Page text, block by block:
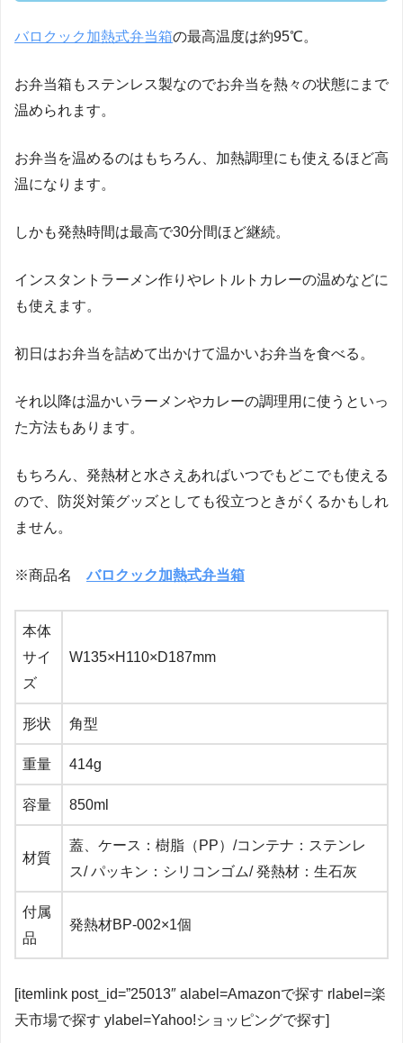
バロクック加熱式弁当箱の最高温度は約95℃。
お弁当箱もステンレス製なのでお弁当を熱々の状態にまで
温められます。
お弁当を温めるのはもちろん、加熱調理にも使えるほど高
温になります。
しかも発熱時間は最高で30分間ほど継続。
インスタントラーメン作りやレトルトカレーの温めなどに
も使えます。
初日はお弁当を詰めて出かけて温かいお弁当を食べる。
それ以降は温かいラーメンやカレーの調理用に使うといっ
た方法もあります。
もちろん、発熱材と水さえあればいつでもどこでも使える
ので、防災対策グッズとしても役立つときがくるかもしれ
ません。
※商品名 バロクック加熱式弁当箱
本体
サイ
ズ
W135×H110×D187mm
形状 角型
重量 414g
容量 850ml
材質
蓋、ケース：樹脂（PP）/コンテナ：ステンレ
ス/ パッキン：シリコンゴム/ 発熱材：生石灰
付属
品
発熱材BP-002×1個
[itemlink post_id=”25013″ alabel=Amazonで探す rlabel=楽
天市場で探す ylabel=Yahoo!ショッピングで探す]